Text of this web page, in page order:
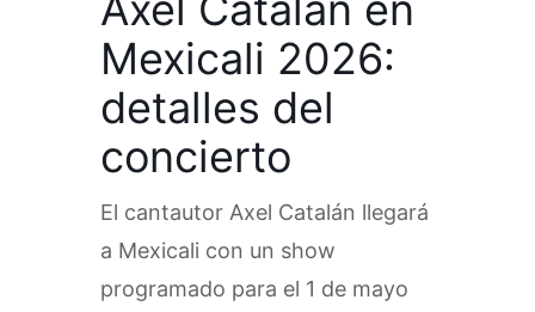
Mexicali 2026:
detalles del
concierto
El cantautor Axel Catalán llegará
a Mexicali con un show
programado para el 1 de mayo